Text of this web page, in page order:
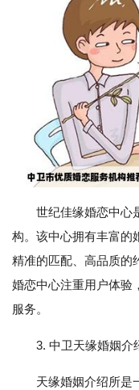
世纪佳缘婚恋中心
构。该中心拥有丰富的
精准的匹配、高品质的
婚恋中心注重用户体验
服务。
3. 中卫天缘婚姻介
天缘婚姻介绍所是